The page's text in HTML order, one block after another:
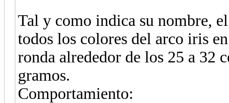
Tal y como indica su nombre,
todos los colores del arco iris
ronda alrededor de los 25 a 32
gramos.
Comportamiento: